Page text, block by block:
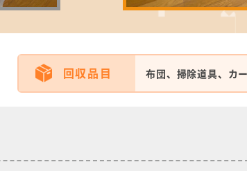
回収品目 布団、掃除道具、カ